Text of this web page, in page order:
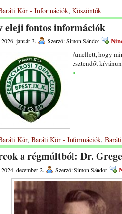
Kör - Információk, Köszöntők
eleji fontos információk
2026. január 3. Szerző: Simon Sándor
Amellett, hogy
esztendőt
»
Kör, Baráti Kör - Információk,
a régmúltból: Dr.
2024. december 2. Szerző: Simon Sándor